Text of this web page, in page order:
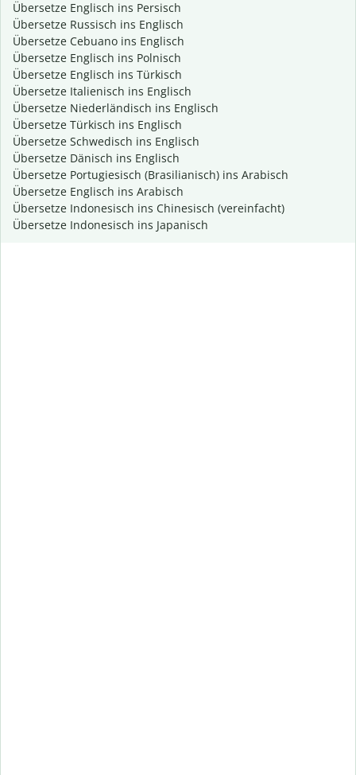
Übersetze Englisch ins Persisch
Übersetze Russisch ins Englisch
Übersetze Cebuano ins Englisch
Übersetze Englisch ins Polnisch
Übersetze Englisch ins Türkisch
Übersetze Italienisch ins Englisch
Übersetze Niederländisch ins Englisch
Übersetze Türkisch ins Englisch
Übersetze Schwedisch ins Englisch
Übersetze Dänisch ins Englisch
Übersetze Portugiesisch (Brasilianisch) ins Arabisch
Übersetze Englisch ins Arabisch
Übersetze Indonesisch ins Chinesisch (vereinfacht)
Übersetze Indonesisch ins Japanisch